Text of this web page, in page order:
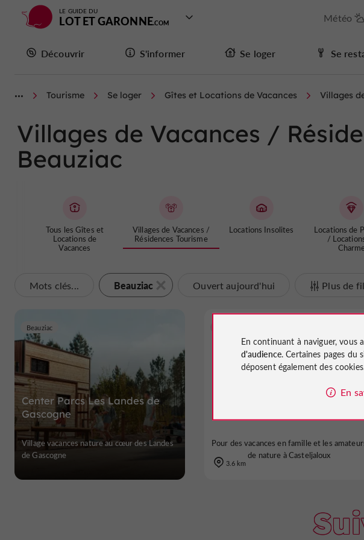
LE GUIDE DU
LOT ET GARONNE Météo
Découvrir S'informer Se loger Se
Tourisme Se loger Gîtes et Locations de Vacances Villages
Villages de Vacances /
Beauziac
Tous les Gîtes et
Locations de
Vacances
Villages de Vacances /
Résidences Tourisme
Locations Insolites
Locations de
/
Mots clés... Beauziac Ouvert aujourd'hui Plus de
Center Parcs Les Landes de
Gascogne
Beauziac
Village vacances nature au cœur des Landes
de Gascogne
Goélia - Les Demeures du Lac
Pour des vacances en famille et les
de nature à Casteljaloux
3.6 km
En continuant à naviguer, vous
d'audience. Certaines pages du
déposent également des
En